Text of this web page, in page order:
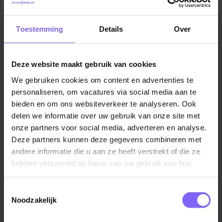
Toestemming Details Over
Deze website maakt gebruik van cookies
We gebruiken cookies om content en advertenties te
personaliseren, om vacatures via social media aan te
bieden en om ons websiteverkeer te analyseren. Ook
delen we informatie over uw gebruik van onze site met
onze partners voor social media, adverteren en analyse.
Deze partners kunnen deze gegevens combineren met
andere informatie die u aan ze heeft verstrekt of die ze
hebben verzameld op basis van uw gebruik van hun
Noodzakelijk
waar thuiswerken gestimuleerd wordt.
Voordelen van thuiswerken
Thuiswerken biedt talloze voordelen voor zowel
werknemers als werkgevers. Voor werknemers
betekent het een betere werk-privébalans, omdat ze
reistijd en kosten besparen en flexibeler kunnen
omgaan met hun tijd. Dit kan leiden tot minder stress
en een hogere productiviteit. Daarnaast kunnen
werknemers hun werkomgeving naar eigen wens
inrichten, wat hun comfort en concentratie ten goede
komt.
Voor werkgevers met thuiswerk vacatures in
operationele kosten, zoals minder behoefte aan
kantoorruimte en voorzieningen. Bovendien kan het